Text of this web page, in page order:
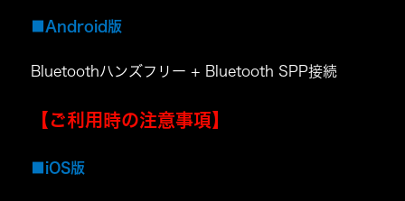
■Android版
Bluetoothハンズフリー + Bluetooth SPP接続
【ご利用時の注意事項】
■iOS版